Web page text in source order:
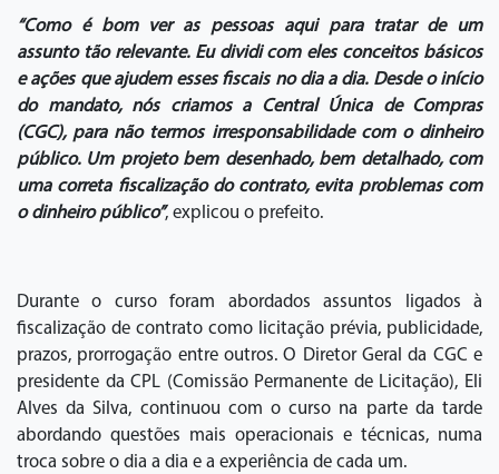
“Como é bom ver as pessoas aqui para tratar de um
assunto tão relevante. Eu dividi com eles conceitos básicos
e ações que ajudem esses fiscais no dia a dia. Desde o início
do mandato, nós criamos a Central Única de Compras
(CGC), para não termos irresponsabilidade com o dinheiro
público. Um projeto bem desenhado, bem detalhado, com
uma correta fiscalização do contrato, evita problemas com
o dinheiro público”, explicou o prefeito.
Durante o curso foram abordados assuntos ligados à
fiscalização de contrato como licitação prévia, publicidade,
prazos, prorrogação entre outros. O Diretor Geral da CGC e
presidente da CPL (Comissão Permanente de Licitação), Eli
Alves da Silva, continuou com o curso na parte da tarde
abordando questões mais operacionais e técnicas, numa
troca sobre o dia a dia e a experiência de cada um.